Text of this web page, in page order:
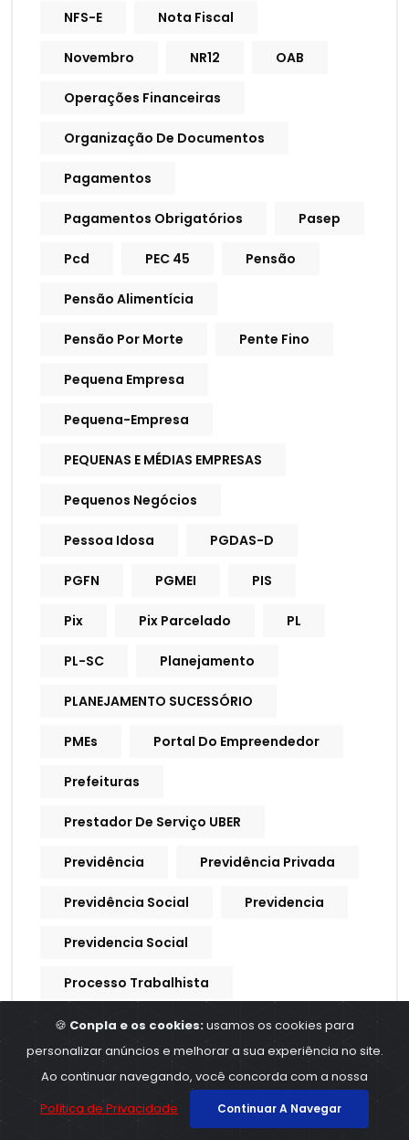
NFS-E Nota Fiscal
Novembro NR12 OAB
Operações Financeiras
Organização De Documentos
Pagamentos
Pagamentos Obrigatórios Pasep
Pcd PEC 45 Pensão
Pensão Alimentícia
Pensão Por Morte Pente Fino
Pequena Empresa
Pequena-Empresa
PEQUENAS E MÉDIAS EMPRESAS
Pequenos Negócios
Pessoa Idosa PGDAS-D
PGFN PGMEI PIS
Pix Pix Parcelado PL
PL-SC Planejamento
PLANEJAMENTO SUCESSÓRIO
PMEs Portal Do Empreendedor
Prefeituras
Prestador De Serviço UBER
Previdência Previdência Privada
Previdência Social Previdencia
Previdencia Social
Processo Trabalhista
Procuração Digital
Produtores Rurais
Produtos E Serviços
🍪 Conpla e os cookies:usamos os cookies para
personalizar anúncios e melhorar a sua experiência no site.
Ao continuar navegando, você concorda com a nossa
Política de Privacidade
Continuar A Navegar